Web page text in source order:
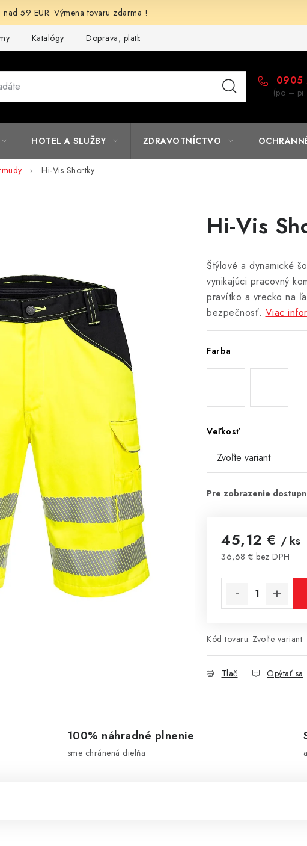
59 EUR. Výmena tovaru zdarma !
Katalógy Doprava, platba a zľavy Formulár
0905
(po –
HOTEL A SLUŽBY ZDRAVOTNÍCTVO
Hi-Vis Shortky
Hi-Vis
Štýlové a dynamické
vynikajúci pracovný
pravítko a vrecko na
bezpečnosť. Viac
Farba
Veľkosť
45,12 € / ks
36,68 € bez DPH
Kód tovaru: Zvoľte variant
Tlač Opýtať sa
100% náhradné plnenie
sme chránená dielňa